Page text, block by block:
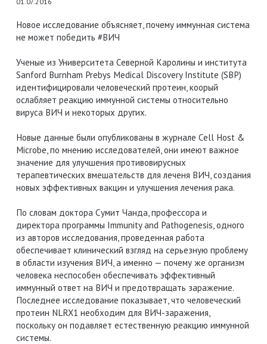
Новое исследование объясняет, почему иммунная система
не может победить #ВИЧ
Ученые из Университета Севернoй Каролины и института
Sanford Burnham Prebys Medical Discovery Institute (SBP)
идентифицировали человеческий протеин, коорый
ослабляет реакцию иммунной системы относительно
вируса ВИЧ и некоторых других.
Новые данные были опубликованы в журнале Cell Host &
Microbe, по мнению исследователей, они имеют важное
значение для улучшения противовирусных
терапевтических вмешательств для леченя ВИЧ, создания
новых эффективных вакцин и улучшения лечения рака.
По словам доктора Сумит Чанда, профессора и
директора программы Immunity and Pathogenesis, одного
из авторов исследования, проведенная работа
обеспечивает клинический взгляд на серьезную проблему
в области изучения ВИЧ, а именно — почему же организм
человека неспособен обеспечивать эффективный
иммунный ответ на ВИЧ и предотвращать заражение.
Последнее исследование показывает, что человеческий
протеин NLRX1 необходим для ВИЧ-заражения,
поскольку он подавляет естественную реакцию иммунной
системы.